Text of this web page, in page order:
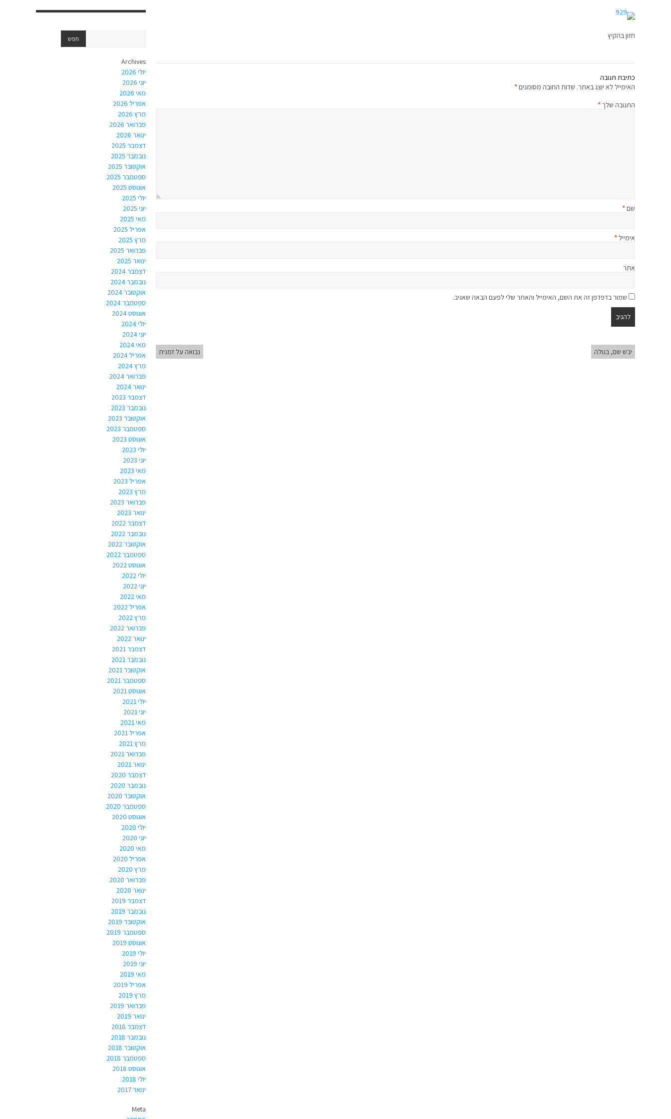
חזון בהקיץ
כתיבת תגובה
האימייל לא יוצג באתר. שדות החובה מסומנים*
התגובה שלך*
שם*
אימייל *
אתר
שמור בדפדפן זה את השם, האימייל והאתר שלי לפעם הבאה שאגיב.
יבש שם, בגולה נבואה על זמנית
Archives
יולי 2026
יוני 2026
מאי 2026
אפריל 2026
מרץ 2026
פברואר 2026
ינואר 2026
דצמבר 2025
נובמבר 2025
אוקטובר 2025
ספטמבר 2025
אוגוסט 2025
יולי 2025
יוני 2025
מאי 2025
אפריל 2025
מרץ 2025
פברואר 2025
ינואר 2025
דצמבר 2024
נובמבר 2024
אוקטובר 2024
ספטמבר 2024
אוגוסט 2024
יולי 2024
יוני 2024
מאי 2024
אפריל 2024
מרץ 2024
פברואר 2024
ינואר 2024
דצמבר 2023
נובמבר 2023
אוקטובר 2023
ספטמבר 2023
אוגוסט 2023
יולי 2023
יוני 2023
מאי 2023
אפריל 2023
מרץ 2023
פברואר 2023
ינואר 2023
דצמבר 2022
נובמבר 2022
אוקטובר 2022
ספטמבר 2022
אוגוסט 2022
יולי 2022
יוני 2022
מאי 2022
אפריל 2022
מרץ 2022
פברואר 2022
ינואר 2022
דצמבר 2021
נובמבר 2021
אוקטובר 2021
ספטמבר 2021
אוגוסט 2021
יולי 2021
יוני 2021
מאי 2021
אפריל 2021
מרץ 2021
פברואר 2021
ינואר 2021
דצמבר 2020
נובמבר 2020
אוקטובר 2020
ספטמבר 2020
אוגוסט 2020
יולי 2020
יוני 2020
מאי 2020
אפריל 2020
מרץ 2020
פברואר 2020
ינואר 2020
דצמבר 2019
נובמבר 2019
אוקטובר 2019
ספטמבר 2019
אוגוסט 2019
יולי 2019
יוני 2019
מאי 2019
אפריל 2019
מרץ 2019
פברואר 2019
ינואר 2019
דצמבר 2018
נובמבר 2018
אוקטובר 2018
ספטמבר 2018
אוגוסט 2018
יולי 2018
ינואר 2017
Meta